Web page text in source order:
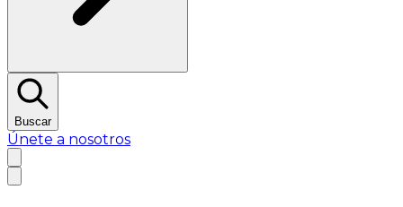
Buscar
Únete a nosotros